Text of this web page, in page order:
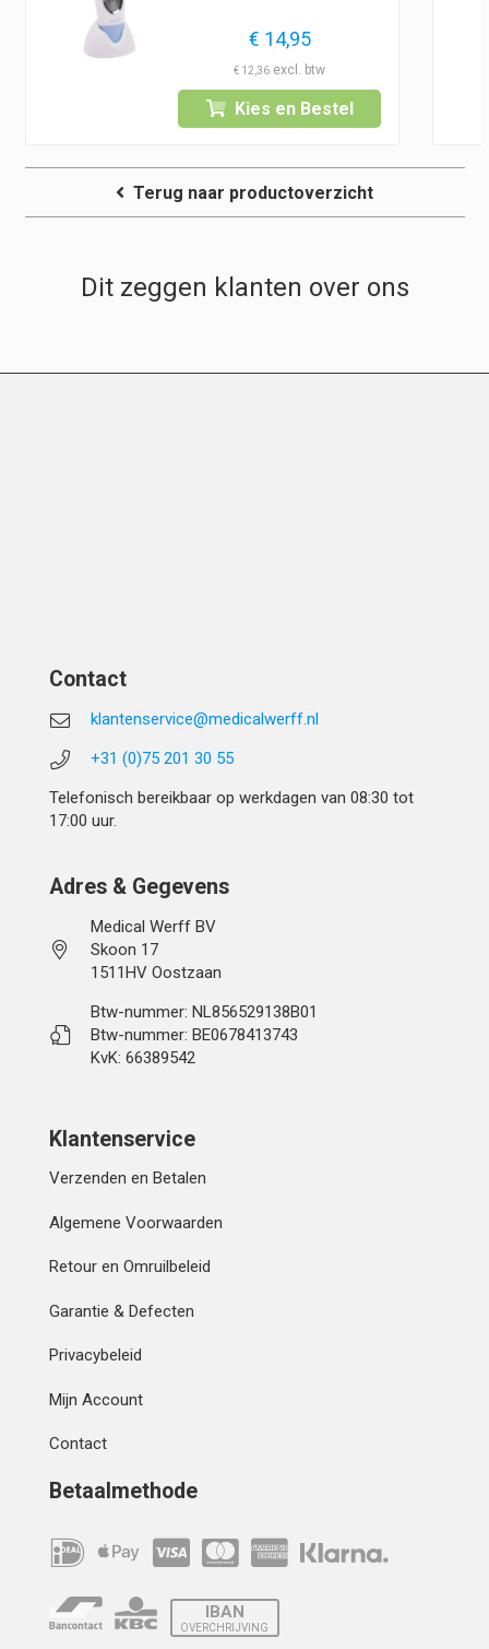
€ 14,95
€ 12,36
Kies en Bestel
Terug naar productoverzicht
Dit zeggen klanten over ons
Contact
klantenservice@medicalwerff.nl
+31 (0)75 201 30 55
Telefonisch bereikbaar op werkdagen van 08:30 tot
17:00 uur.
Adres & Gegevens
Medical Werff BV
Skoon 17
1511HV Oostzaan
Btw-nummer: NL856529138B01
Btw-nummer: BE0678413743
KvK: 66389542
Klantenservice
Verzenden en Betalen
Algemene Voorwaarden
Retour en Omruilbeleid
Garantie & Defecten
Privacybeleid
Mijn Account
Contact
Betaalmethode
IBAN
OVERCHRIJVING